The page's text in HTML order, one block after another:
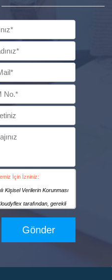
İçin İzniniz:
Kişisel Verilerin Korunması
tarafından, gerekli
Cloudyflex’in ürün /
üreticilerden ürün ve/veya
veya bu konuda sözleşmeli ya
Gönder